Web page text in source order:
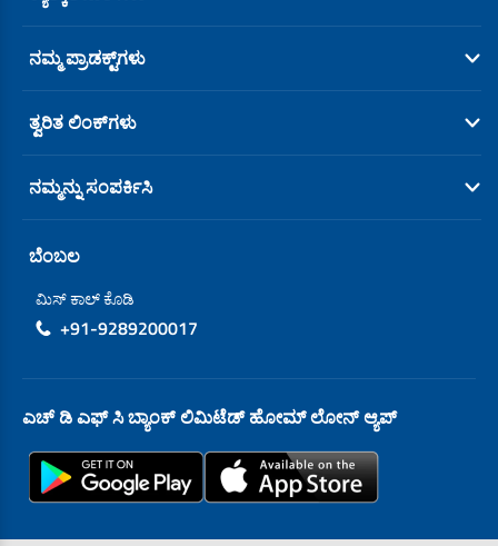
ನಮ್ಮ ಪ್ರಾಡಕ್ಟ್‌‌ಗಳು
ತ್ವರಿತ ಲಿಂಕ್‌ಗಳು
ನಮ್ಮನ್ನು ಸಂಪರ್ಕಿಸಿ
ಬೆಂಬಲ
ಮಿಸ್ ಕಾಲ್ ಕೊಡಿ
+91-9289200017
ಎಚ್ ಡಿ ಎಫ್ ಸಿ ಬ್ಯಾಂಕ್ ಲಿಮಿಟೆಡ್ ಹೋಮ್ ಲೋನ್ ಆ್ಯಪ್‌